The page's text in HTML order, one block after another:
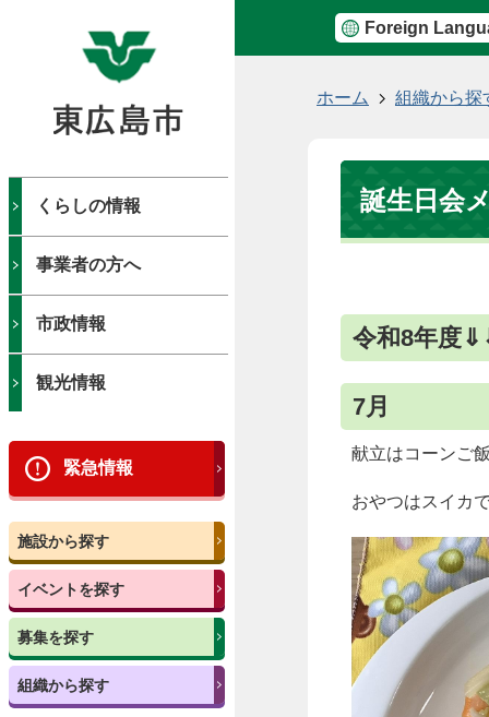
Foreign
くらしの情報
事業者の方へ
市政情報
観光情報
緊急情報
施設から探す
イベントを探す
募集を探す
組織から探す
ホーム 組織から探
誕生日会
令和8年度
7月
献立はコーンご
おやつはスイカ